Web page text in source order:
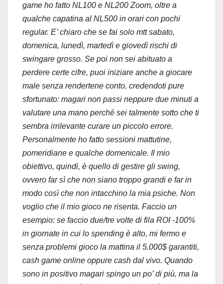
game ho fatto NL100 e NL200 Zoom, oltre a
qualche capatina al NL500 in orari con pochi
regular. E’ chiaro che se fai solo mtt sabato,
domenica, lunedì, martedì e giovedì rischi di
swingare grosso. Se poi non sei abituato a
perdere certe cifre, puoi iniziare anche a giocare
male senza rendertene conto, credendoti pure
sfortunato: magari non passi neppure due minuti a
valutare una mano perché sei talmente sotto che ti
sembra irrilevante curare un piccolo errore.
Personalmente ho fatto sessioni mattutine,
pomeridiane e qualche domenicale. Il mio
obiettivo, quindi, è quello di gestire gli swing,
ovvero far sì che non siano troppo grandi e far in
modo così che non intacchino la mia psiche. Non
voglio che il mio gioco ne risenta. Faccio un
esempio: se faccio due/tre volte di fila ROI -100%
in giornate in cui lo spending è alto, mi fermo e
senza problemi gioco la mattina il 5.000$ garantiti,
cash game online oppure cash dal vivo. Quando
sono in positivo magari spingo un po’ di più, ma la